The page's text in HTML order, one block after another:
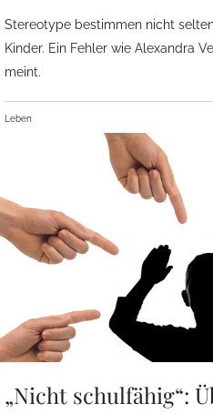
Stereotype bestimmen nicht
Kinder. Ein Fehler wie Alexandra
meint.
Leben
„Nicht schulfähig“: